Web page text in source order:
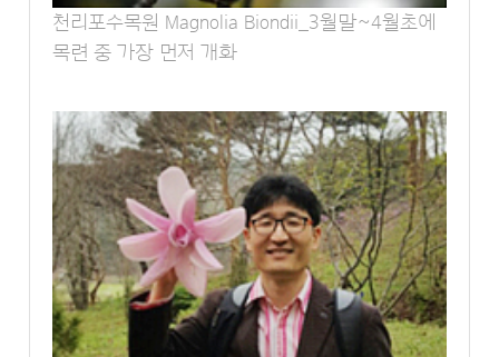
천리포수목원 Magnolia Biondii _3월말~4월초에
목련 중 가장 먼저 개화